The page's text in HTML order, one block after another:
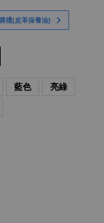
禮(皮革保養油)
藍色 亮綠